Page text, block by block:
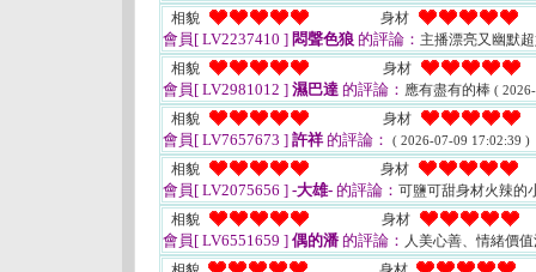
相貌 身材
會員[ LV2237410 ] 悶聲色狼 的評論： 主播漂亮又幽默
相貌
身材
會員[ LV2981012 ] 濕巴達 的評論： 應有盡有的棒 (
相貌 身材
會員[ LV7657673 ] 許祥的評論： ( 2026-07-09 17:02:39 )
相貌 身材
會員[ LV2075656 ] -大雄- 的評論： 可鹽可甜身材火辣的
相貌
身材
會員[ LV6551659 ] 偶的潘 的評論： 人美心善、情緒價